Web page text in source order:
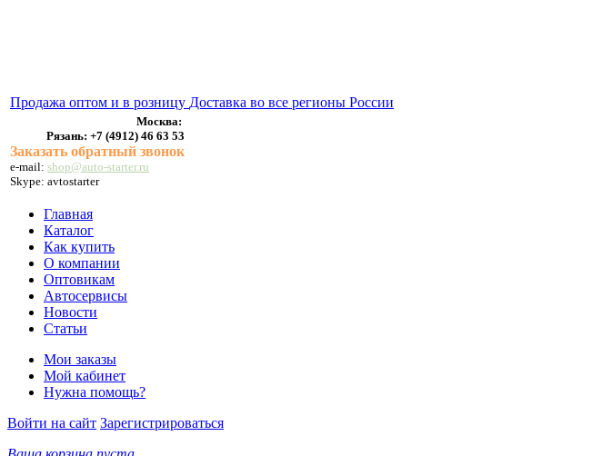
Продажа оптом и в розницу Доставка во все регионы России
Москва:
Рязань: +7 (4912) 46 63 53
Заказать обратный звонок
e-mail: shop@auto-starter.ru
Skype: avtostarter
Главная
Каталог
Как купить
О компании
Оптовикам
Автосервисы
Новости
Статьи
Мои заказы
Мой кабинет
Нужна помощь?
Войти на сайт Зарегистрироваться